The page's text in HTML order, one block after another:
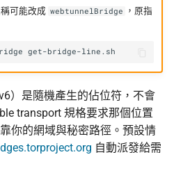
可能改成 webtunnelBridge
，原指
）是隨機產生的佔位符，不會
transport 規格要求那個位置
你的網域與秘密路徑。預設情
自動派發給需